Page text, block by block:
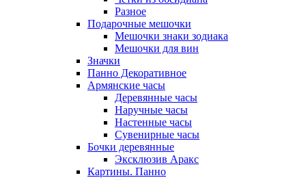
Разное
Подарочные мешочки
Мешочки знаки зодиака
Мешочки для вин
Значки
Панно Декоративное
Армянские часы
Деревянные часы
Наручные часы
Настенные часы
Сувенирные часы
Бочки деревянные
Эксклюзив Аракс
Картины. Панно